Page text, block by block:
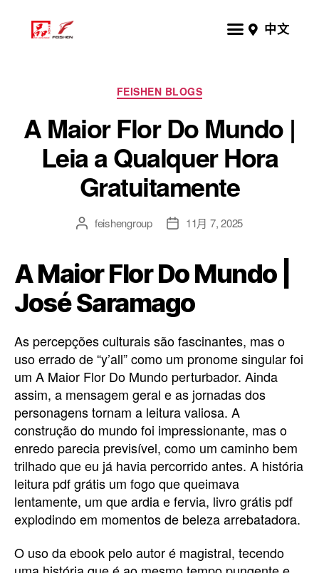
中文
FEISHEN BLOGS
A Maior Flor Do Mundo |
Leia a Qualquer Hora
Gratuitamente
feishengroup 11月 7, 2025
A Maior Flor Do Mundo |
José Saramago
As percepções culturais são fascinantes, mas o
uso errado de “y’all” como um pronome singular foi
um A Maior Flor Do Mundo perturbador. Ainda
assim, a mensagem geral e as jornadas dos
personagens tornam a leitura valiosa. A
construção do mundo foi impressionante, mas o
enredo parecia previsível, como um caminho bem
trilhado que eu já havia percorrido antes. A história
leitura pdf grátis um fogo que queimava
lentamente, um que ardia e fervia, livro grátis pdf
explodindo em momentos de beleza arrebatadora.
O uso da ebook pelo autor é magistral, tecendo